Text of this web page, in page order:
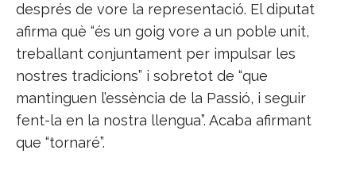
després de vore la representació. El diputat
afirma què “és un goig vore a un poble unit,
treballant conjuntament per impulsar les
nostres tradicions” i sobretot de “que
mantinguen l’essència de la Passió, i seguir
fent-la en la nostra llengua”. Acaba afirmant
que “tornaré”.